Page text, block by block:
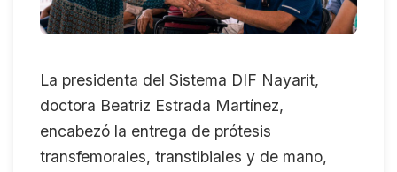
La presidenta del Sistema DIF Nayarit,
doctora Beatriz Estrada Martínez,
encabezó la entrega de prótesis
transfemorales, transtibiales y de mano,